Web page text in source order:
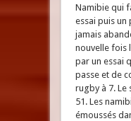
Namibie qui
essai puis un
jamais
nouvelle fois
par un essai
passe et de
rugby à 7. Le
51. Les
émoussés